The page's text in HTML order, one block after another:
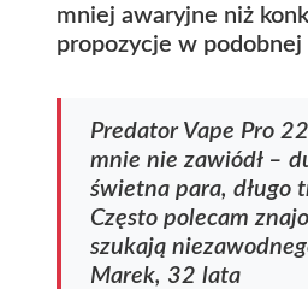
mniej awaryjne niż
propozycje w podobnej
Predator Vape Pro
mnie nie zawiódł –
świetna para, długo
Często polecam
szukają
Marek, 32 lata